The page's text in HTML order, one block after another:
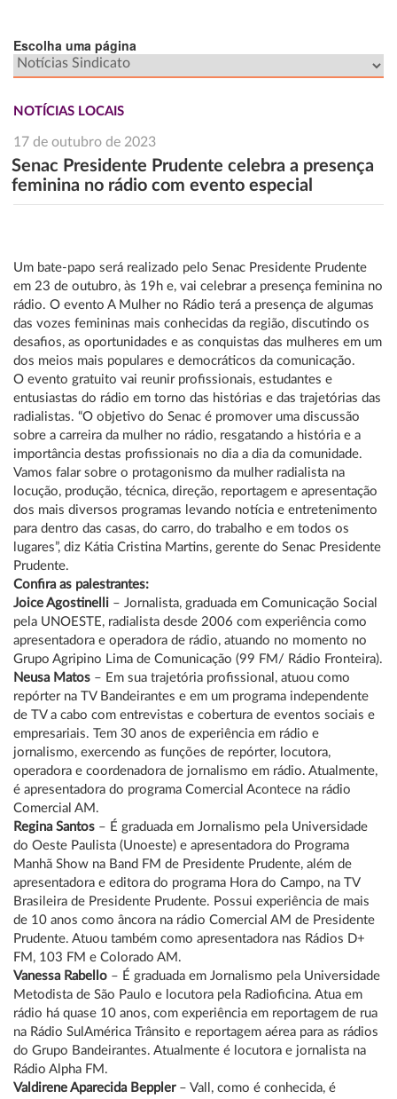
Escolha uma página
NOTÍCIAS LOCAIS
17 de outubro de 2023
Senac Presidente Prudente celebra a presença
feminina no rádio com evento especial
Um bate-papo será realizado pelo Senac Presidente Prudente
em 23 de outubro, às 19h e, vai celebrar a presença feminina no
rádio. O evento A Mulher no Rádio terá a presença de algumas
das vozes femininas mais conhecidas da região, discutindo os
desafios, as oportunidades e as conquistas das mulheres em um
dos meios mais populares e democráticos da comunicação.
O evento gratuito vai reunir profissionais, estudantes e
entusiastas do rádio em torno das histórias e das trajetórias das
radialistas. “O objetivo do Senac é promover uma discussão
sobre a carreira da mulher no rádio, resgatando a história e a
importância destas profissionais no dia a dia da comunidade.
Vamos falar sobre o protagonismo da mulher radialista na
locução, produção, técnica, direção, reportagem e apresentação
dos mais diversos programas levando notícia e entretenimento
para dentro das casas, do carro, do trabalho e em todos os
lugares”, diz Kátia Cristina Martins, gerente do Senac Presidente
Prudente.
Confira as palestrantes:
Joice Agostinelli – Jornalista, graduada em Comunicação Social
pela UNOESTE, radialista desde 2006 com experiência como
apresentadora e operadora de rádio, atuando no momento no
Grupo Agripino Lima de Comunicação (99 FM/ Rádio Fronteira).
Neusa Matos – Em sua trajetória profissional, atuou como
repórter na TV Bandeirantes e em um programa independente
de TV a cabo com entrevistas e cobertura de eventos sociais e
empresariais. Tem 30 anos de experiência em rádio e
jornalismo, exercendo as funções de repórter, locutora,
operadora e coordenadora de jornalismo em rádio. Atualmente,
é apresentadora do programa Comercial Acontece na rádio
Comercial AM.
Regina Santos – É graduada em Jornalismo pela Universidade
do Oeste Paulista (Unoeste) e apresentadora do Programa
Manhã Show na Band FM de Presidente Prudente, além de
apresentadora e editora do programa Hora do Campo, na TV
Brasileira de Presidente Prudente. Possui experiência de mais
de 10 anos como âncora na rádio Comercial AM de Presidente
Prudente. Atuou também como apresentadora nas Rádios D+
FM, 103 FM e Colorado AM.
Vanessa Rabello – É graduada em Jornalismo pela Universidade
Metodista de São Paulo e locutora pela Radioficina. Atua em
rádio há quase 10 anos, com experiência em reportagem de rua
na Rádio SulAmérica Trânsito e reportagem aérea para as rádios
do Grupo Bandeirantes. Atualmente é locutora e jornalista na
Rádio Alpha FM.
Valdirene Aparecida Beppler– Vall, como é conhecida, é